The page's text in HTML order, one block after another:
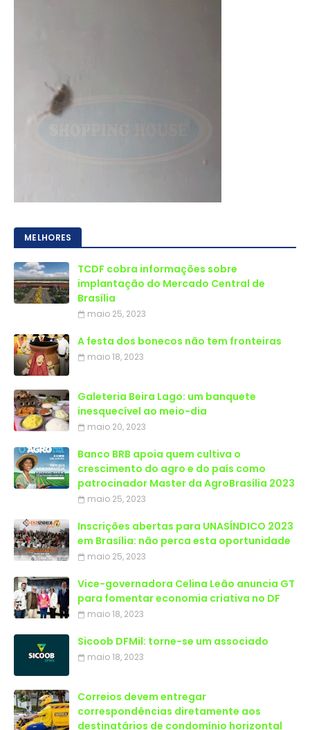
MELHORES
TCDF cobra informações sobre
implantação do Mercado Central de
Brasília
maio 25, 2023
A festa dos bonecos não tem fronteiras
maio 18, 2023
Galeteria Beira Lago: um banquete
inesquecível ao meio-dia
maio 20, 2023
Banco BRB apoia quem cultiva o
crescimento do agro e do país como
patrocinador Master da AgroBrasília 2023
maio 25, 2023
Inscrições abertas para UNASÍNDICO 2023
em Brasília: não perca esta oportunidade
maio 25, 2023
Vice-governadora Celina Leão anuncia GT
para fomentar economia criativa no DF
maio 18, 2023
Sicoob DFMil: torne-se um associado
maio 18, 2023
Correios devem entregar
correspondências diretamente aos
destinatários de condomínio horizontal